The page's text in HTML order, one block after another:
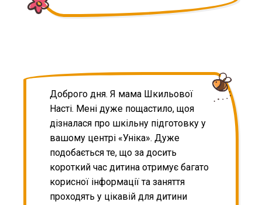
Доброго дня. Я мама Шкильової
Насті. Мені дуже пощастило, щоя
дізналася про шкільну підготовку у
вашому центрі «Уніка». Дуже
подобається те, що за досить
короткий час дитина отримує багато
корисної інформації та заняття
проходять у цікавій для дитини